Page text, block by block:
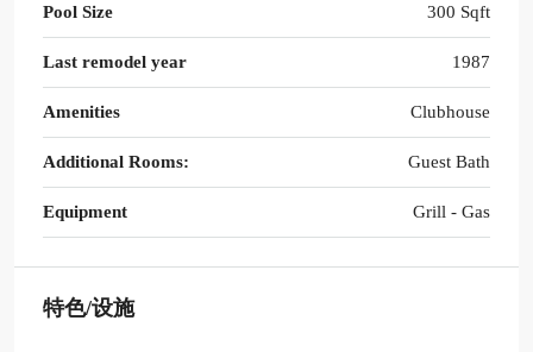
Pool Size 300 Sqft
Last remodel year 1987
Amenities Clubhouse
Additional Rooms: Guest Bath
Equipment Grill - Gas
特色/设施